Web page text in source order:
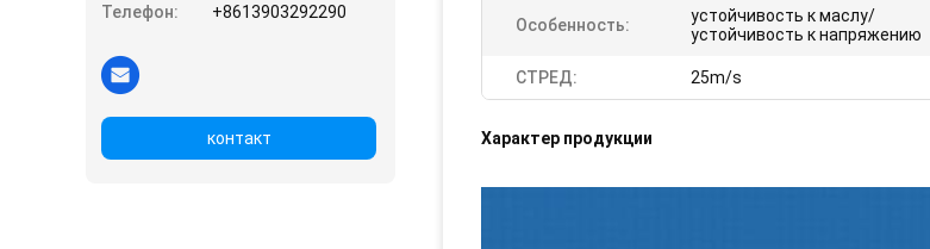
Телефон:
+8613903292290
контакт
Особенность:
устойчивость к маслу/
устойчивость к напряжению
СТРЕД: 25m/s
Характер продукции